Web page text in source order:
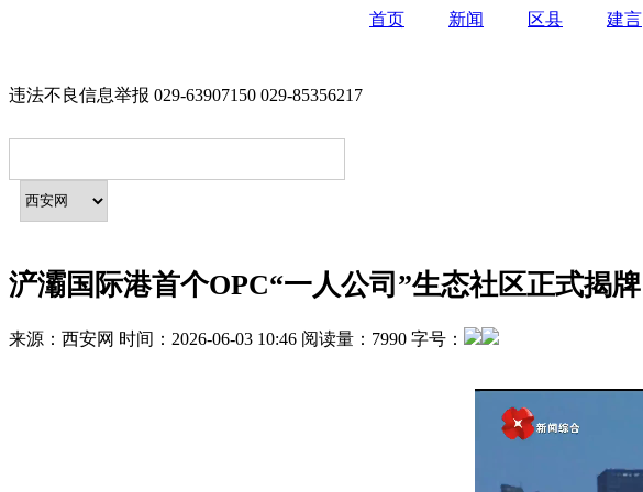
首页 新闻 区县 建言
违法不良信息举报 029-63907150 029-85356217
浐灞国际港首个OPC“一人公司”生态社区正式揭牌
来源： 西安网 时间： 2026-06-03 10:46 阅读量： 7990 字号：